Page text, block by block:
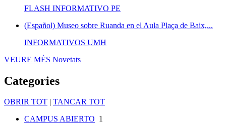
FLASH INFORMATIVO PE
(Español) Museo sobre Ruanda en el Aula Plaça de Baix,...
INFORMATIVOS UMH
VEURE MÉS Novetats
Categories
OBRIR TOT | TANCAR TOT
CAMPUS ABIERTO 1